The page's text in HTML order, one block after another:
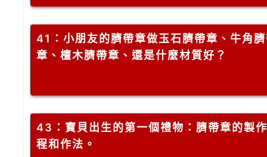
41 ：小朋友的臍帶章做玉石臍帶章、牛角
章、檀木臍帶章、還是什麼材質好？
43 ：寶貝出生的第一個禮物：臍帶章的製
程和作法。